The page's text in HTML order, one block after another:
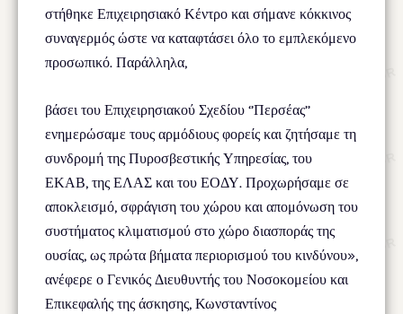
στήθηκε Επιχειρησιακό Κέντρο και σήμανε κόκκινος
συναγερμός ώστε να καταφτάσει όλο το εμπλεκόμενο
προσωπικό. Παράλληλα,
βάσει του Επιχειρησιακού Σχεδίου ‘’Περσέας’’
ενημερώσαμε τους αρμόδιους φορείς και ζητήσαμε τη
συνδρομή της Πυροσβεστικής Υπηρεσίας, του
ΕΚΑΒ, της ΕΛΑΣ και του ΕΟΔΥ. Προχωρήσαμε σε
αποκλεισμό, σφράγιση του χώρου και απομόνωση του
συστήματος κλιματισμού στο χώρο διασποράς της
ουσίας, ως πρώτα βήματα περιορισμού του κινδύνου»,
ανέφερε ο Γενικός Διευθυντής του Νοσοκομείου και
Επικεφαλής της άσκησης, Κωνσταντίνος